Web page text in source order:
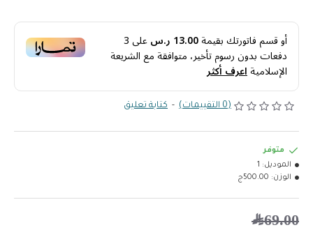
أو قسم فاتورتك بقيمة13.00 ر.س على3
دفعات بدون رسوم تأخير، متوافقة مع الشريعة
الإسلاميةاعرف أكثر
(0 التقييمات) - كتابة تعليق
69.00﷼
متوفر
الموديل: 1
الوزن: 500.00ج